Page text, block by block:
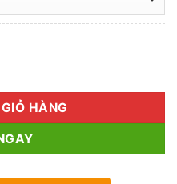
70.000₫
đến
HÀNG